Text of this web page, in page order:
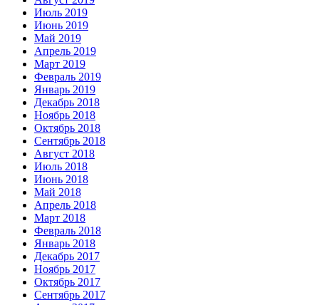
Июль 2019
Июнь 2019
Май 2019
Апрель 2019
Март 2019
Февраль 2019
Январь 2019
Декабрь 2018
Ноябрь 2018
Октябрь 2018
Сентябрь 2018
Август 2018
Июль 2018
Июнь 2018
Май 2018
Апрель 2018
Март 2018
Февраль 2018
Январь 2018
Декабрь 2017
Ноябрь 2017
Октябрь 2017
Сентябрь 2017